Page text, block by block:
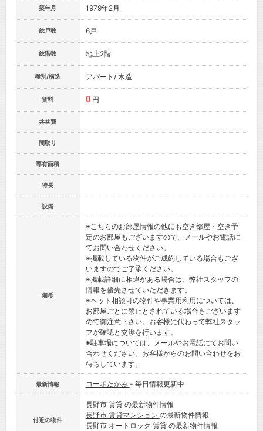
築年月 1979年2月
総戸数 6戸
総階数 地上2階
種別/構造 アパート/ 木造
賃料 0 円
共益費
間取り
専有面積
特長
設備
備考
※こちらのお部屋情報の他にも空き部屋・空き予
定のお部屋もございますので、メールやお電話に
てお問い合わせください。
※掲載している物件がご成約している場合もござ
いますのでご了承ください。
※掲載詳細に相違がある場合は、弊社スタッフの
情報を優先させていただきます。
※ペット相談可の物件や事業用利用については、
お部屋ごとに禁止とされている場合もございます
ので御注意下さい。お客様に代わって弊社スタッ
フが確認と交渉を行います。
※駐車場については、メールやお電話にてお問い
合わせください。お客様からのお問い合わせをお
待ちしています。
最新情報 コーポたかみ - 毎日情報更新中
付近の物件
長野市 賃貸 の最新物件情報
長野市 賃貸マンション の最新物件情報
長野市 オートロック 賃貸 の最新物件情報